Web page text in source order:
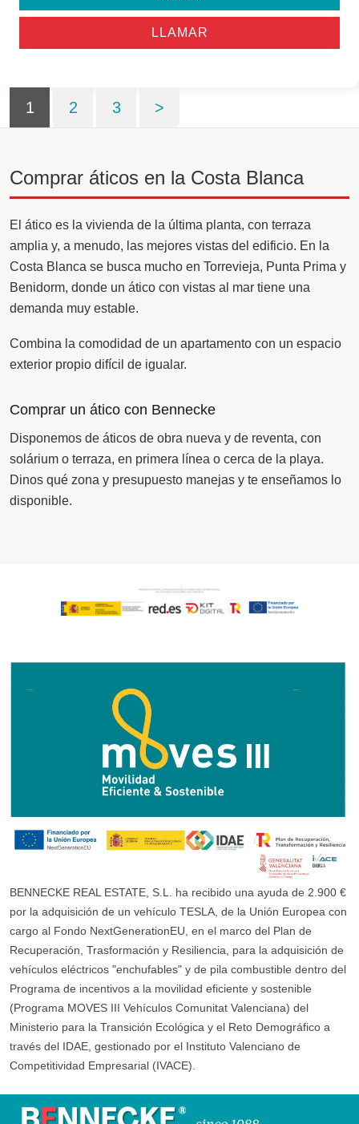
LLAMAR
1 2 3 >
Comprar áticos en la Costa Blanca
El ático es la vivienda de la última planta, con terraza
amplia y, a menudo, las mejores vistas del edificio. En la
Costa Blanca se busca mucho en Torrevieja, Punta Prima y
Benidorm, donde un ático con vistas al mar tiene una
demanda muy estable.
Combina la comodidad de un apartamento con un espacio
exterior propio difícil de igualar.
Comprar un ático con Bennecke
Disponemos de áticos de obra nueva y de reventa, con
solárium o terraza, en primera línea o cerca de la playa.
Dinos qué zona y presupuesto manejas y te enseñamos lo
disponible.
BENNECKE REAL ESTATE, S.L. ha recibido una ayuda de 2.900 €
por la adquisición de un vehículo TESLA, de la Unión Europea con
cargo al Fondo NextGenerationEU, en el marco del Plan de
Recuperación, Trasformación y Resiliencia, para la adquisición de
vehículos eléctricos "enchufables" y de pila combustible dentro del
Programa de incentivos a la movilidad eficiente y sostenible
(Programa MOVES III Vehículos Comunitat Valenciana) del
Ministerio para la Transición Ecológica y el Reto Demográfico a
través del IDAE, gestionado por el Instituto Valenciano de
Competitividad Empresarial (IVACE).